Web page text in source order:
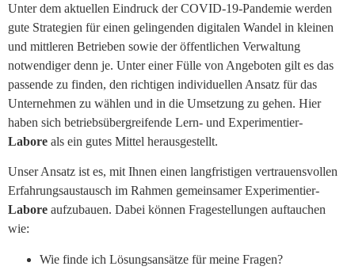
Unter dem aktuellen Eindruck der COVID-19-Pandemie werden
gute Strategien für einen gelingenden digitalen Wandel in kleinen
und mittleren Betrieben sowie der öffentlichen Verwaltung
notwendiger denn je. Unter einer Fülle von Angeboten gilt es das
passende zu finden, den richtigen individuellen Ansatz für das
Unternehmen zu wählen und in die Umsetzung zu gehen. Hier
haben sich betriebsübergreifende Lern- und Experimentier-
Labore als ein gutes Mittel herausgestellt.
Unser Ansatz ist es, mit Ihnen einen langfristigen vertrauensvollen
Erfahrungsaustausch im Rahmen gemeinsamer Experimentier-
Labore aufzubauen. Dabei können Fragestellungen auftauchen
wie:
Wie finde ich Lösungsansätze für meine Fragen?